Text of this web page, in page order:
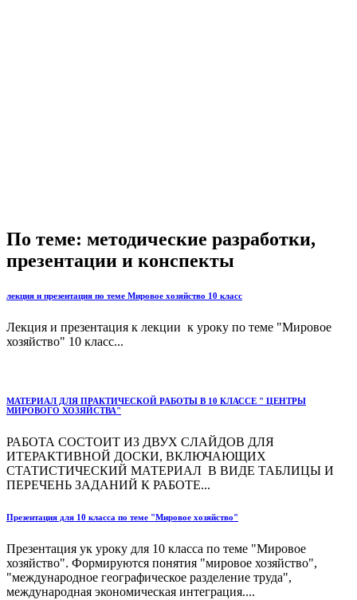
По теме: методические разработки,
презентации и конспекты
лекция и презентация по теме Мировое хозяйство 10 класс
Лекция и презентация к лекции к уроку по теме "Мировое
хозяйство" 10 класс...
МАТЕРИАЛ ДЛЯ ПРАКТИЧЕСКОЙ РАБОТЫ В 10 КЛАССЕ " ЦЕНТРЫ
МИРОВОГО ХОЗЯЙСТВА"
РАБОТА СОСТОИТ ИЗ ДВУХ СЛАЙДОВ ДЛЯ
ИТЕРАКТИВНОЙ ДОСКИ, ВКЛЮЧАЮЩИХ
СТАТИСТИЧЕСКИЙ МАТЕРИАЛ В ВИДЕ ТАБЛИЦЫ И
ПЕРЕЧЕНЬ ЗАДАНИЙ К РАБОТЕ...
Презентация для 10 класса по теме "Мировое хозяйство"
Презентация ук уроку для 10 класса по теме "Мировое
хозяйство". Формируются понятия "мировое хозяйство",
"международное географическое разделение труда",
международная экономическая интеграция....